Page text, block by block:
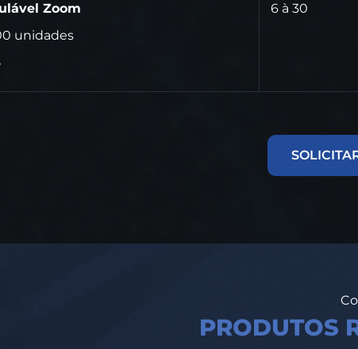
Zoom
unidades
6 à 30
PRODUTOS